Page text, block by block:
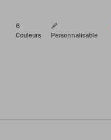
6
Couleurs
Personnalisable